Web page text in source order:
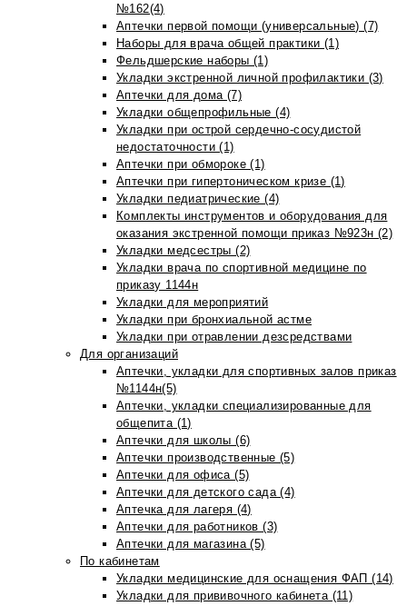
№162(4)
Аптечки первой помощи (универсальные) (7)
Наборы для врача общей практики (1)
Фельдшерские наборы (1)
Укладки экстренной личной профилактики (3)
Аптечки для дома (7)
Укладки общепрофильные (4)
Укладки при острой сердечно-сосудистой
недостаточности (1)
Аптечки при обмороке (1)
Аптечки при гипертоническом кризе (1)
Укладки педиатрические (4)
Комплекты инструментов и оборудования для
оказания экстренной помощи приказ №923н (2)
Укладки медсестры (2)
Укладки врача по спортивной медицине по
приказу 1144н
Укладки для мероприятий
Укладки при бронхиальной астме
Укладки при отравлении дезсредствами
Для организаций
Аптечки, укладки для спортивных залов приказ
№1144н(5)
Аптечки, укладки специализированные для
общепита (1)
Аптечки для школы (6)
Аптечки производственные (5)
Аптечки для офиса (5)
Аптечки для детского сада (4)
Аптечка для лагеря (4)
Аптечки для работников (3)
Аптечки для магазина (5)
По кабинетам
Укладки медицинские для оснащения ФАП (14)
Укладки для прививочного кабинета (11)